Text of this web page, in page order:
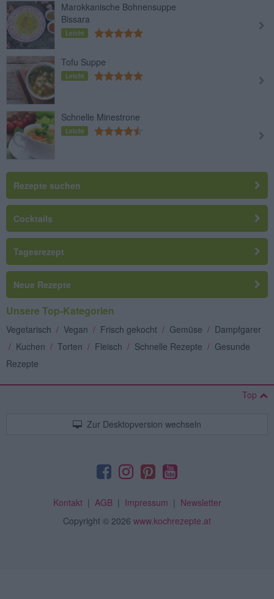
Marokkanische Bohnensuppe
Bissara
Leicht
Tofu Suppe
Leicht
Schnelle Minestrone
Leicht
Rezepte suchen
Cocktails
Tagesrezept
Neue Rezepte
Unsere Top-Kategorien
Vegetarisch / Vegan / Frisch gekocht / Gemüse / Dampfgarer
/ Kuchen / Torten / Fleisch / Schnelle Rezepte / Gesunde
Rezepte
Top
Zur Desktopversion wechseln
Kontakt| AGB| Impressum | Newsletter
Copyright © 2026 www.kochrezepte.at